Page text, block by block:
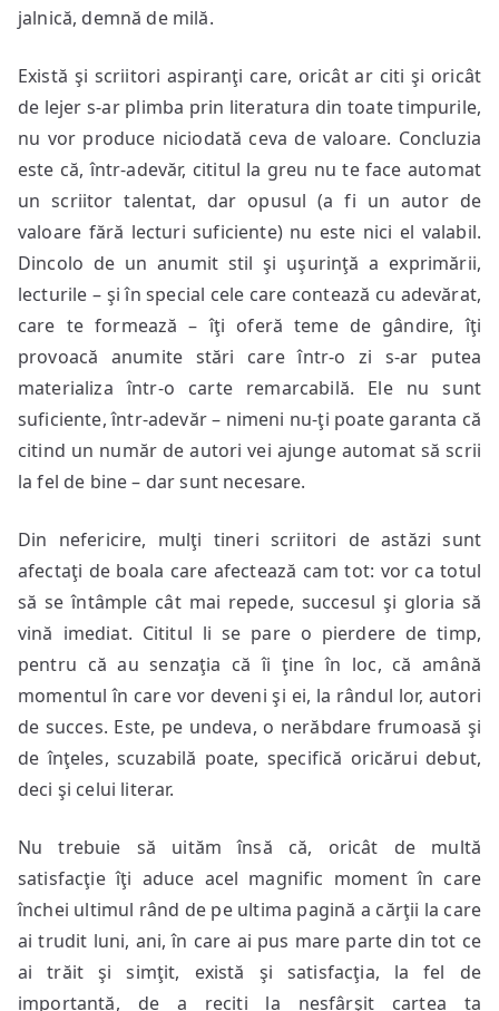
jalnică, demnă de milă.
Există şi scriitori aspiranţi care, oricât ar citi şi oricât
de lejer s-ar plimba prin literatura din toate timpurile,
nu vor produce niciodată ceva de valoare. Concluzia
este că, într-adevăr, cititul la greu nu te face automat
un scriitor talentat, dar opusul (a fi un autor de
valoare fără lecturi suficiente) nu este nici el valabil.
Dincolo de un anumit stil şi uşurinţă a exprimării,
lecturile – şi în special cele care contează cu adevărat,
care te formează – îţi oferă teme de gândire, îţi
provoacă anumite stări care într-o zi s-ar putea
materializa într-o carte remarcabilă. Ele nu sunt
suficiente, într-adevăr – nimeni nu-ţi poate garanta că
citind un număr de autori vei ajunge automat să scrii
la fel de bine – dar sunt necesare.
Din nefericire, mulţi tineri scriitori de astăzi sunt
afectaţi de boala care afectează cam tot: vor ca totul
să se întâmple cât mai repede, succesul şi gloria să
vină imediat. Cititul li se pare o pierdere de timp,
pentru că au senzaţia că îi ţine în loc, că amână
momentul în care vor deveni şi ei, la rândul lor, autori
de succes. Este, pe undeva, o nerăbdare frumoasă şi
de înţeles, scuzabilă poate, specifică oricărui debut,
deci şi celui literar.
Nu trebuie să uităm însă că, oricât de multă
satisfacţie îţi aduce acel magnific moment în care
închei ultimul rând de pe ultima pagină a cărţii la care
ai trudit luni, ani, în care ai pus mare parte din tot ce
ai trăit şi simţit, există şi satisfacţia, la fel de
importantă, de a reciti la nesfârşit cartea ta